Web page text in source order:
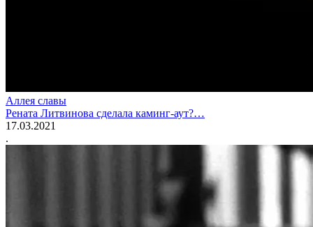
Аллея славы
Рената Литвинова сделала каминг-аут?…
17.03.2021
.